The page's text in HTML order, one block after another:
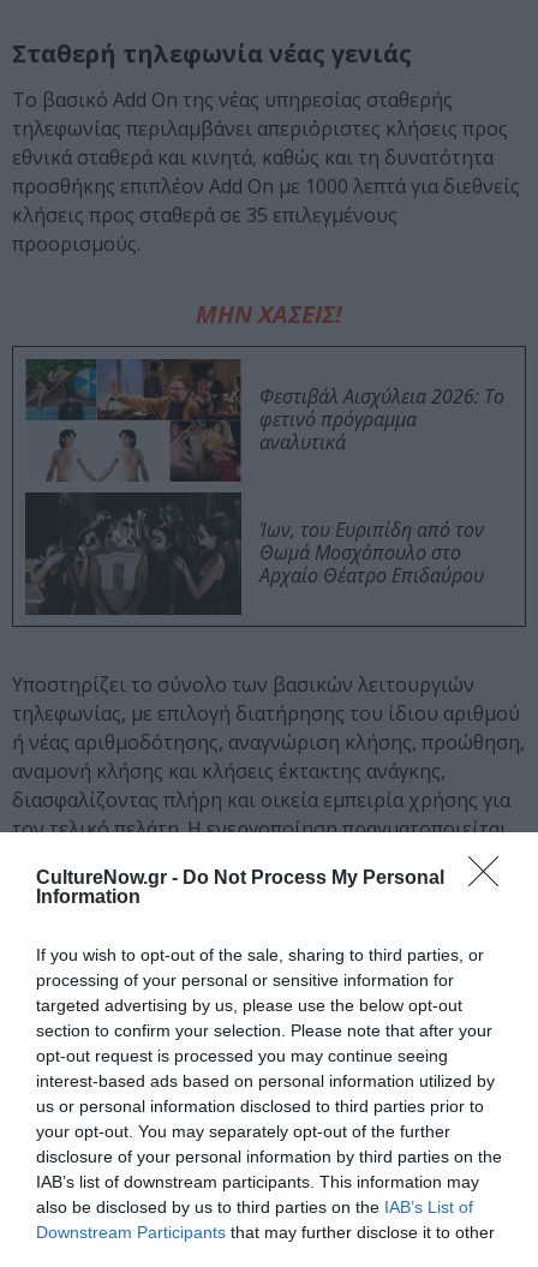
CultureNow.gr - Do Not Process My Personal
Information
If you wish to opt-out of the sale, sharing to third parties, or
processing of your personal or sensitive information for
targeted advertising by us, please use the below opt-out
section to confirm your selection. Please note that after your
opt-out request is processed you may continue seeing
interest-based ads based on personal information utilized by
us or personal information disclosed to third parties prior to
your opt-out. You may separately opt-out of the further
disclosure of your personal information by third parties on the
IAB’s list of downstream participants. This information may
also be disclosed by us to third parties on the IAB’s List of
Downstream Participants that may further disclose it to other
Σταθερή τηλεφωνία νέας γενιάς
Το βασικό Add On της νέας υπηρεσίας σταθερής
τηλεφωνίας περιλαμβάνει απεριόριστες κλήσεις προς
εθνικά σταθερά και κινητά, καθώς και τη δυνατότητα
προσθήκης επιπλέον Add On με 1000 λεπτά για διεθνείς
κλήσεις προς σταθερά σε 35 επιλεγμένους
προορισμούς.
ΜΗΝ ΧΑΣΕΙΣ!
Φεστιβάλ Αισχύλεια 2026: Το
φετινό πρόγραμμα
αναλυτικά
Ίων, του Ευριπίδη από τον
Θωμά Μοσχόπουλο στο
Αρχαίο Θέατρο Επιδαύρου
Υποστηρίζει το σύνολο των βασικών λειτουργιών
τηλεφωνίας, με επιλογή διατήρησης του ίδιου αριθμού
ή νέας αριθμοδότησης, αναγνώριση κλήσης, προώθηση,
αναμονή κλήσης και κλήσεις έκτακτης ανάγκης,
διασφαλίζοντας πλήρη και οικεία εμπειρία χρήσης για
τον τελικό πελάτη. Η ενεργοποίηση πραγματοποιείται
πρόσθετου εξοπλισμού, καθώς αξιοποιεί τον
ΔΕΗ Fiber: το internet από τη ΔΕΗ
Απαραίτητη προϋπόθεση για την απόκτηση πρόσθετων
υπηρεσιών σταθερής τηλεφωνίας είναι η σύνδεση
internet σε πρόγραμμα ΔΕΗ Fiber.
Το ΔΕΗ Fiber διατίθεται σε τρία προγράμματα internet,
με ταχύτητες 500 Mbps, 1 Gbps και 2,5 Gbps και τιμές
€17,90, €19,90 και €52,90 αντίστοιχα, σχεδιασμένα για
να καλύπτουν τις ανάγκες κάθε νοικοκυριού και